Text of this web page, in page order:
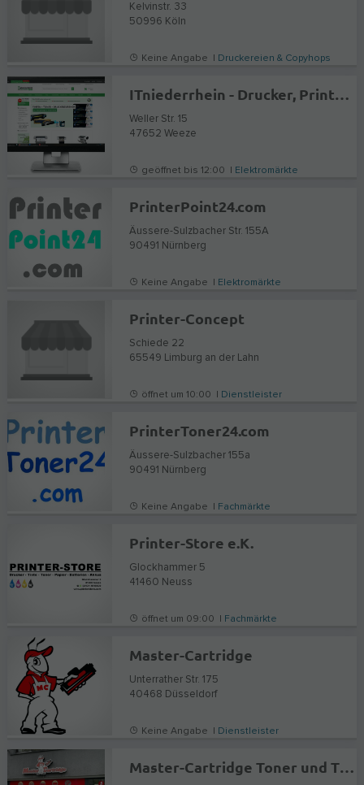
Kelvinstr. 33
50996 Köln
Keine Angabe | Druckereien & Copyhops
ITniederrhein - Drucker, Printware, Office, Technik
Weller Str. 15
47652 Weeze
geöffnet bis 12:00 | Elektromärkte
PrinterPoint24.com
Äussere-Sulzbacher Str. 155A
90491 Nürnberg
Keine Angabe | Elektromärkte
Printer-Concept
Schiede 22
65549
Limburg an der Lahn
öffnet um 10:00 | Dienstleister
PrinterToner24.com
Äussere-Sulzbacher 155a
90491 Nürnberg
Keine Angabe | Fachmärkte
Printer-Store e.K.
Glockhammer 5
41460 Neuss
öffnet um 09:00 | Fachmärkte
Master-Cartridge
Unterrather Str. 175
40468 Düsseldorf
Keine Angabe | Dienstleister
Master-Cartridge Toner und Tinte in Düsseldorf